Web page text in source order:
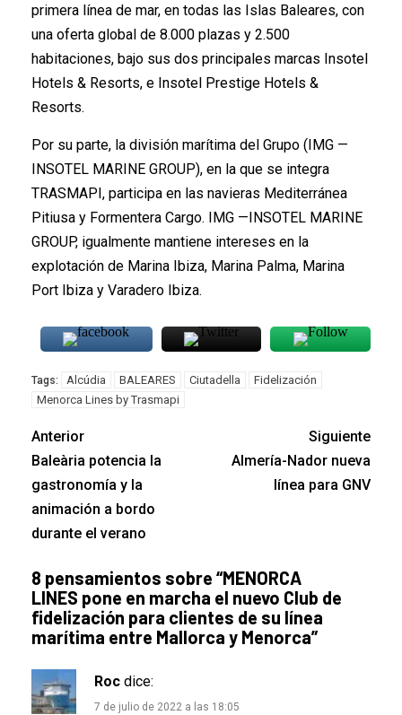
primera línea de mar, en todas las Islas Baleares, con
una oferta global de 8.000 plazas y 2.500
habitaciones, bajo sus dos principales marcas Insotel
Hotels & Resorts, e Insotel Prestige Hotels &
Resorts.
Por su parte, la división marítima del Grupo (IMG —
INSOTEL MARINE GROUP), en la que se integra
TRASMAPI, participa en las navieras Mediterránea
Pitiusa y Formentera Cargo. IMG —INSOTEL MARINE
GROUP, igualmente mantiene intereses en la
explotación de Marina Ibiza, Marina Palma, Marina
Port Ibiza y Varadero Ibiza.
Tags: Alcúdia BALEARES Ciutadella
Fidelización
Menorca Lines by Trasmapi
Anterior
Baleària potencia la
gastronomía y la
animación a bordo
durante el verano
Siguiente
Almería-Nador nueva
línea para GNV
8 pensamientos sobre “MENORCA
LINES pone en marcha el nuevo Club de
fidelización para clientes de su línea
marítima entre Mallorca y Menorca”
Roc dice:
7 de julio de 2022 a las 18:05